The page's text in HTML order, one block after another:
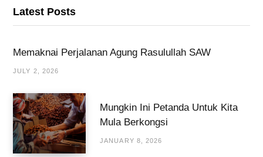
Latest Posts
Memaknai Perjalanan Agung Rasulullah SAW
JULY 2, 2026
Mungkin Ini Petanda Untuk Kita
Mula Berkongsi
JANUARY 8, 2026